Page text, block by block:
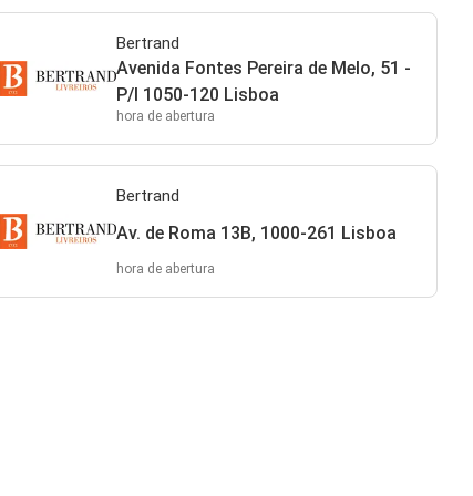
Bertrand
Avenida Fontes Pereira de Melo, 51 -
P/I 1050-120 Lisboa
hora de abertura
Bertrand
Av. de Roma 13B, 1000-261 Lisboa
hora de abertura